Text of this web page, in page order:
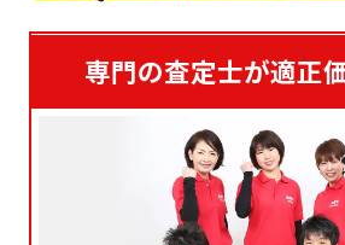
専門の査定士が適正